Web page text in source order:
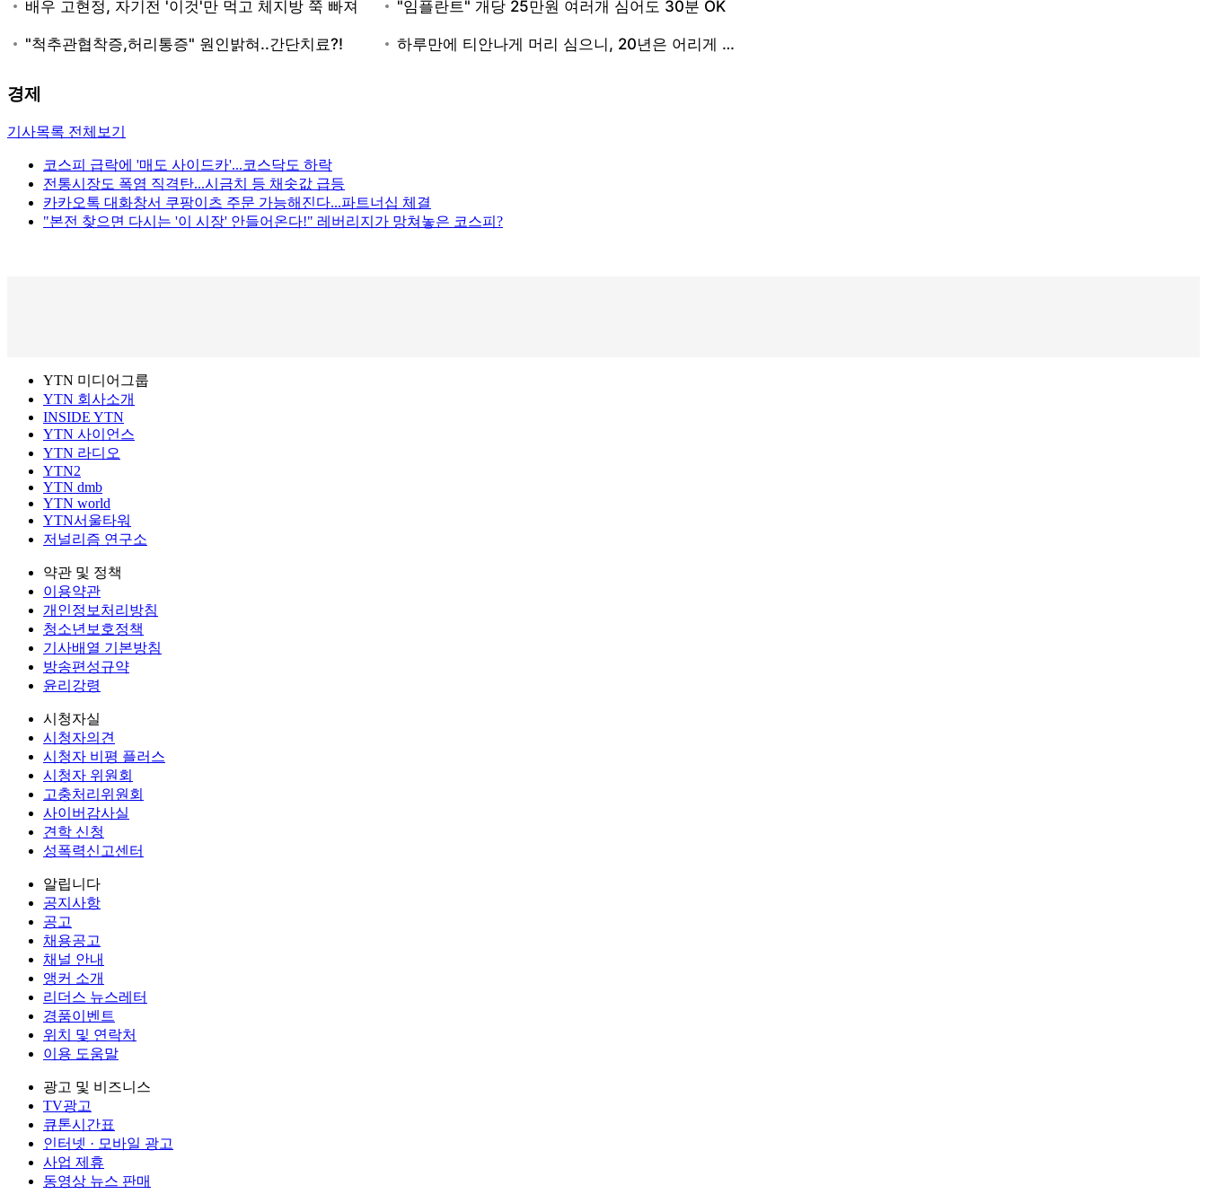
경제
기사목록 전체보기
코스피 급락에 '매도 사이드카'...코스닥도 하락
전통시장도 폭염 직격탄...시금치 등 채솟값 급등
카카오톡 대화창서 쿠팡이츠 주문 가능해진다...파트너십 체결
"본전 찾으면 다시는 '이 시장' 안들어온다!" 레버리지가 망쳐놓은 코스피?
YTN 미디어그룹
YTN 회사소개
INSIDE YTN
YTN 사이언스
YTN 라디오
YTN2
YTN dmb
YTN world
YTN서울타워
저널리즘 연구소
약관 및 정책
이용약관
개인정보처리방침
청소년보호정책
기사배열 기본방침
방송편성규약
윤리강령
시청자실
시청자의견
시청자 비평 플러스
시청자 위원회
고충처리위원회
사이버감사실
견학 신청
성폭력신고센터
알립니다
공지사항
공고
채용공고
채널 안내
앵커 소개
리더스 뉴스레터
경품이벤트
위치 및 연락처
이용 도움말
광고 및 비즈니스
TV광고
큐톤시간표
인터넷 · 모바일 광고
사업 제휴
동영상 뉴스 판매